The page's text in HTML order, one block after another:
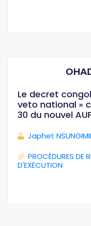
Le decret
veto national »
30 du nouvel
Japhet
PROCÉDURES DE
D'EXÉCUTION